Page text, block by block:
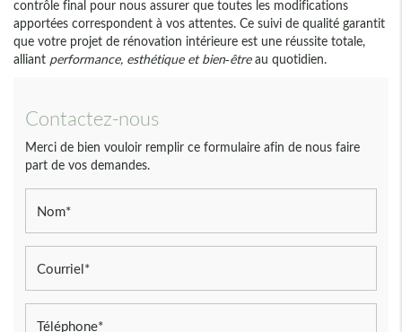
contrôle final pour nous assurer que toutes les modifications
apportées correspondent à vos attentes. Ce suivi de qualité garantit
que votre projet de rénovation intérieure est une réussite totale,
alliant performance, esthétique et bien-êtreau quotidien.
Contactez-nous
Merci de bien vouloir remplir ce formulaire afin de nous faire
part de vos demandes.